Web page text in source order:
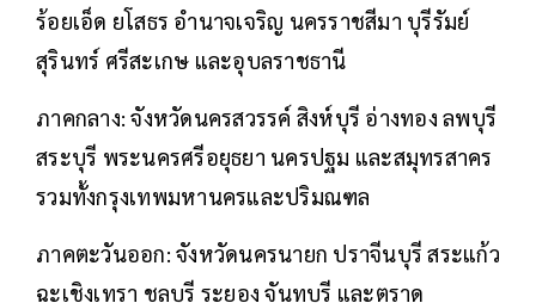
ร้อยเอ็ด ยโสธร อำนาจเจริญ นครราชสีมา บุรีรัมย์
สุรินทร์ ศรีสะเกษ และอุบลราชธานี
ภาคกลาง: จังหวัดนครสวรรค์ สิงห์บุรี อ่างทอง ลพบุรี
สระบุรี พระนครศรีอยุธยา นครปฐม และสมุทรสาคร
รวมทั้งกรุงเทพมหานครและปริมณฑล
ภาคตะวันออก: จังหวัดนครนายก ปราจีนบุรี สระแก้ว
ฉะเชิงเทรา ชลบุรี ระยอง จันทบุรี และตราด